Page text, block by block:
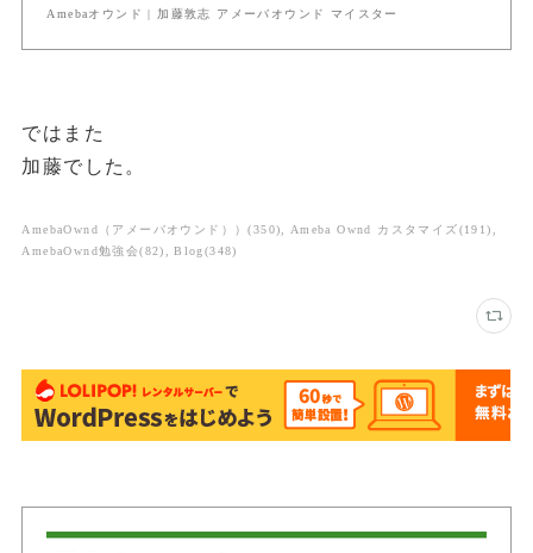
Amebaオウンド | 加藤敦志 アメーバオウンド マイスター
ではまた
加藤でした。
AmebaOwnd（アメーバオウンド））(350) Ameba Ownd カスタマイズ(191)
AmebaOwnd勉強会(82) Blog (348)